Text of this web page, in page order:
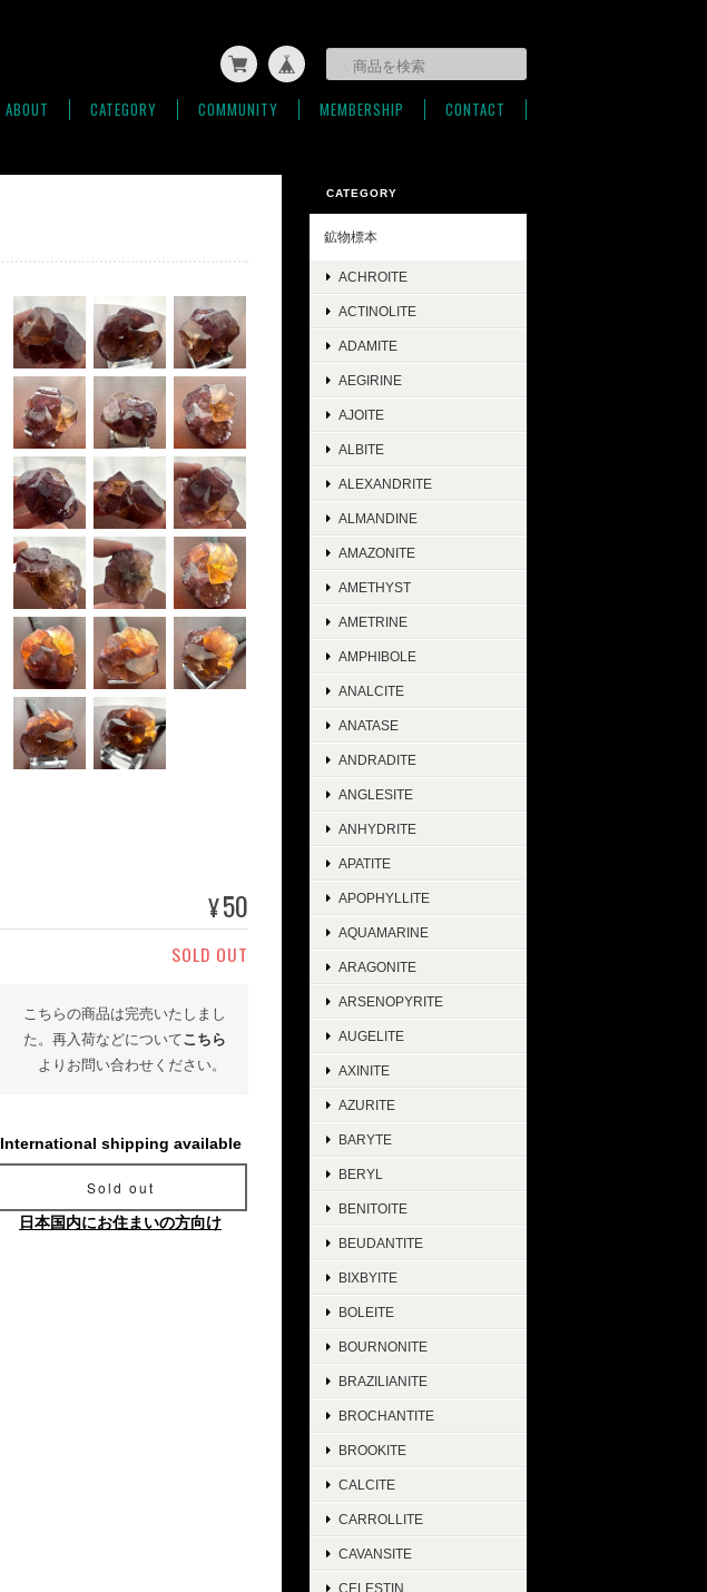
ABOUT CATEGORY COMMUNITY MEMBERSHIP CONTACT
¥50
SOLD OUT
こちらの商品は完売いたしまし
た。再入荷などについてこちら
よりお問い合わせください。
International shipping available
Sold out
日本国内にお住まいの方向け
CATEGORY
鉱物標本
ACHROITE
ACTINOLITE
ADAMITE
AEGIRINE
AJOITE
ALBITE
ALEXANDRITE
ALMANDINE
AMAZONITE
AMETHYST
AMETRINE
AMPHIBOLE
ANALCITE
ANATASE
ANDRADITE
ANGLESITE
ANHYDRITE
APATITE
APOPHYLLITE
AQUAMARINE
ARAGONITE
ARSENOPYRITE
AUGELITE
AXINITE
AZURITE
BARYTE
BERYL
BENITOITE
BEUDANTITE
BIXBYITE
BOLEITE
BOURNONITE
BRAZILIANITE
BROCHANTITE
BROOKITE
CALCITE
CARROLLITE
CAVANSITE
CELESTIN